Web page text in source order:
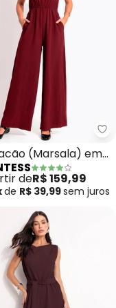
(Marsala) em
Air Flow
deR$ 159,99
de R$ 39,99sem juros